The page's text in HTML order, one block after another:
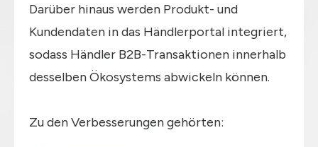
Darüber hinaus werden Produkt- und
Kundendaten in das Händlerportal integriert,
sodass Händler B2B-Transaktionen innerhalb
desselben Ökosystems abwickeln können.
Zu den Verbesserungen gehörten: